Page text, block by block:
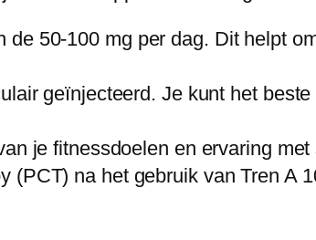
50-100 mg per dag. Dit helpt
geïnjecteerd. Je kunt het
je fitnessdoelen en ervaring met
(PCT) na het gebruik van Tren A